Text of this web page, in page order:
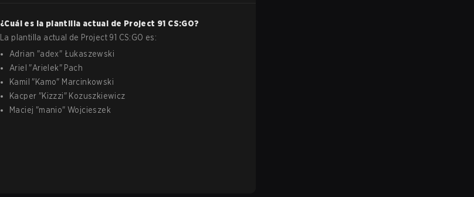
¿Cuál es la plantilla actual de Project 91 CS:GO?
La plantilla actual de Project 91 CS:GO es:
Adrian "adex" Łukaszewski
Ariel "Arielek" Pach
Kamil "Kamo" Marcinkowski
Kacper "Kizzzi" Kozuszkiewicz
Maciej "manio"Wojcieszek